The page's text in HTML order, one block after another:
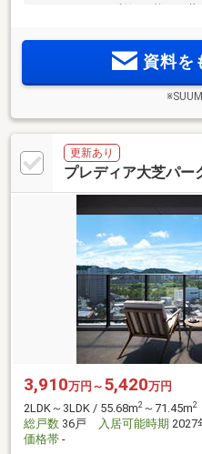
ランセレクト。利便と憩いが
資料を
更新あり
プレディア大芝パ
3,910万円～ 5,420万円
2LDK～3LDK / 55.68m2 ～71.45m2
総戸数 36戸 入居可能時期 2027
価格帯 -